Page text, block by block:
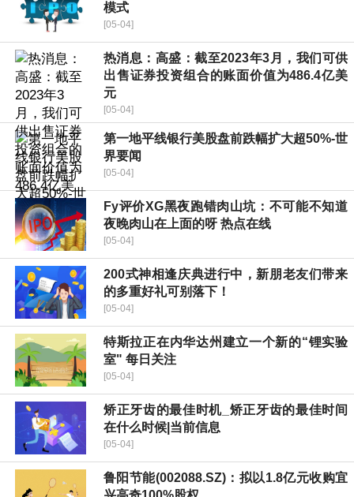
模式
[05-04]
热消息：高盛：截至2023年3月，我们可供
出售证券投资组合的账面价值为486.4亿美
元
[05-04]
第一地平线银行美股盘前跌幅扩大超50%-世
界要闻
[05-04]
Fy评价XG黑夜跑错肉山坑：不可能不知道
夜晚肉山在上面的呀 热点在线
[05-04]
200式神相逢庆典进行中，新朋老友们带来
的多重好礼可别落下！
[05-04]
特斯拉正在内华达州建立一个新的“锂实验
室" 每日关注
[05-04]
矫正牙齿的最佳时机_矫正牙齿的最佳时间
在什么时候|当前信息
[05-04]
鲁阳节能(002088.SZ)：拟以1.8亿元收购宜